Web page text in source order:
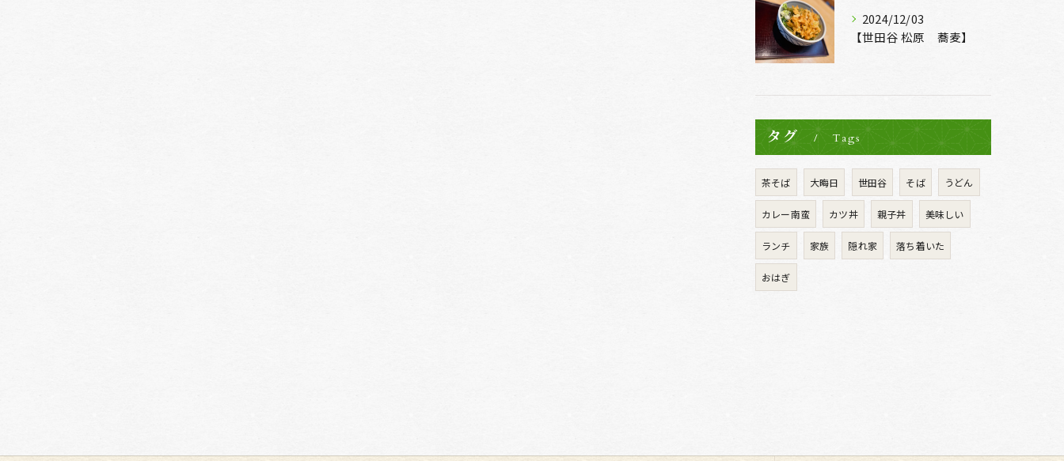
2024/12/03
【世田谷 松原 蕎麦】
タグ Tags
茶そば 大晦日 世田谷 そば うどん
カレー南蛮 カツ丼 親子丼 美味しい
ランチ 家族 隠れ家 落ち着いた
おはぎ